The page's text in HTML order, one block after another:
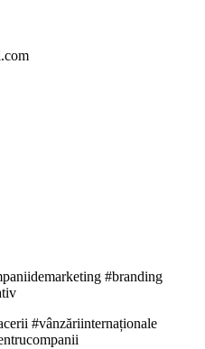
#branding
#vânzăriinternaționale